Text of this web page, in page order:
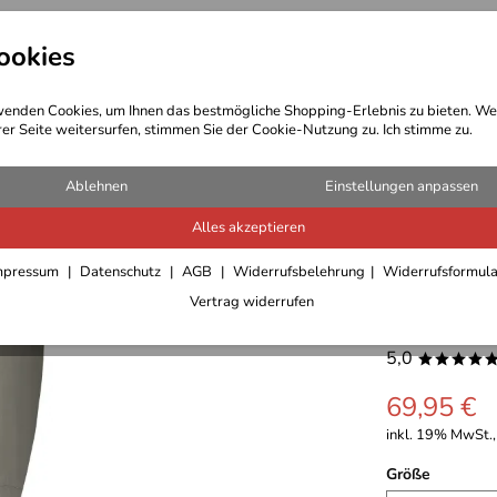
Cookies, um Ihnen das bestmögliche Shopping-Erlebnis zu bieten.
Seite weitersurfen, stimmen Sie der Cookie-Nutzung zu. Ich stimme zu.
Ablehnen Einstellungen anpassen
Alles akzeptieren
Datenschutz AGB Widerrufsbelehrung
Vertrag widerrufen
Bekleidung Outdoor Ausrüstung
Hot
5,0
69,95 €
inkl. 19%
Größe